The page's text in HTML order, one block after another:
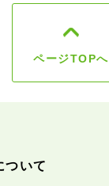
ページTOPへ
ついて